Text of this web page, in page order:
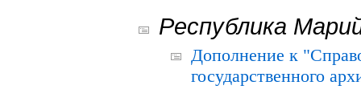
Республика
Дополнение к
государственного